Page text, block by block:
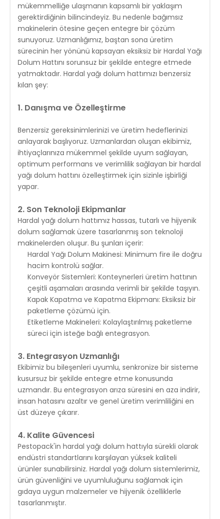
mükemmelliğe ulaşmanın kapsamlı bir yaklaşım
gerektirdiğinin bilincindeyiz. Bu nedenle bağımsız
makinelerin ötesine geçen entegre bir çözüm
sunuyoruz. Uzmanlığımız, baştan sona üretim
sürecinin her yönünü kapsayan eksiksiz bir Hardal Yağı
Dolum Hattını sorunsuz bir şekilde entegre etmede
yatmaktadır. Hardal yağı dolum hattımızı benzersiz
kılan şey:
1. Danışma ve Özelleştirme
Benzersiz gereksinimlerinizi ve üretim hedeflerinizi
anlayarak başlıyoruz. Uzmanlardan oluşan ekibimiz,
ihtiyaçlarınıza mükemmel şekilde uyum sağlayan,
optimum performans ve verimlilik sağlayan bir hardal
yağı dolum hattını özelleştirmek için sizinle işbirliği
yapar.
2. Son Teknoloji Ekipmanlar
Hardal yağı dolum hattımız hassas, tutarlı ve hijyenik
dolum sağlamak üzere tasarlanmış son teknoloji
makinelerden oluşur. Bu şunları içerir:
Hardal Yağı Dolum Makinesi: Minimum fire ile doğru
hacim kontrolü sağlar.
Konveyör Sistemleri: Konteynerleri üretim hattının
çeşitli aşamaları arasında verimli bir şekilde taşıyın.
Kapak Kapatma ve Kapatma Ekipmanı: Eksiksiz bir
paketleme çözümü için.
Etiketleme Makineleri: Kolaylaştırılmış paketleme
süreci için isteğe bağlı entegrasyon.
3. Entegrasyon Uzmanlığı
Ekibimiz bu bileşenleri uyumlu, senkronize bir sisteme
kusursuz bir şekilde entegre etme konusunda
uzmandır. Bu entegrasyon arıza süresini en aza indirir,
insan hatasını azaltır ve genel üretim verimliliğini en
üst düzeye çıkarır.
4. Kalite Güvencesi
Pestopack'in hardal yağı dolum hattıyla sürekli olarak
endüstri standartlarını karşılayan yüksek kaliteli
ürünler sunabilirsiniz. Hardal yağı dolum sistemlerimiz,
ürün güvenliğini ve uyumluluğunu sağlamak için
gıdaya uygun malzemeler ve hijyenik özelliklerle
tasarlanmıştır.